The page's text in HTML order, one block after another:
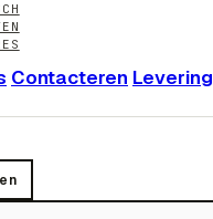
Contacteren Levering
en